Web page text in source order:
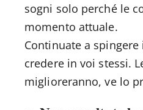
sogni solo perché le
momento attuale.
Continuate a spingere
credere in voi stessi.
miglioreranno, ve lo